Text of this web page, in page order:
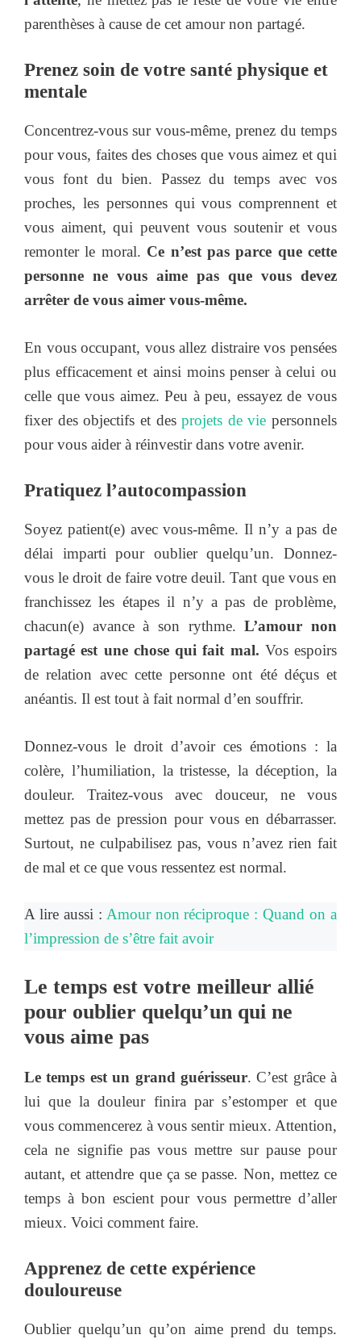
parenthèses à cause de cet amour non partagé.
Prenez soin de votre santé physique et
mentale
Concentrez-vous sur vous-même, prenez du temps
pour vous, faites des choses que vous aimez et qui
vous font du bien. Passez du temps avec vos
proches, les personnes qui vous comprennent et
vous aiment, qui peuvent vous soutenir et vous
remonter le moral. Ce n’est pas parce que cette
personne ne vous aime pas que vous devez
arrêter de vous aimer vous-même.
En vous occupant, vous allez distraire vos pensées
plus efficacement et ainsi moins penser à celui ou
celle que vous aimez. Peu à peu, essayez de vous
fixer des objectifs et desprojets de vie personnels
pour vous aider à réinvestir dans votre avenir.
Pratiquez l’autocompassion
Soyez patient(e) avec vous-même. Il n’y a pas de
délai imparti pour oublier quelqu’un. Donnez-
vous le droit de faire votre deuil. Tant que vous en
franchissez les étapes il n’y a pas de problème,
chacun(e) avance à son rythme.L’amour non
partagé est une chose qui fait mal. Vos espoirs
de relation avec cette personne ont été déçus et
anéantis. Il est tout à fait normal d’en souffrir.
Donnez-vous le droit d’avoir ces émotions : la
colère, l’humiliation, la tristesse, la déception, la
douleur. Traitez-vous avec douceur, ne vous
mettez pas de pression pour vous en débarrasser.
Surtout, ne culpabilisez pas, vous n’avez rien fait
de mal et ce que vous ressentez est normal.
A lire aussi : Amour non réciproque : Quand on a
l’impression de s’être fait avoir
Le temps est votre meilleur allié
pour oublier quelqu’un qui ne
vous aime pas
Le temps est un grand guérisseur. C’est grâce à
lui que la douleur finira par s’estomper et que
vous commencerez à vous sentir mieux. Attention,
cela ne signifie pas vous mettre sur pause pour
autant, et attendre que ça se passe. Non, mettez ce
temps à bon escient pour vous permettre d’aller
mieux. Voici comment faire.
Apprenez de cette expérience
douloureuse
Oublier quelqu’un qu’on aime prend du temps.